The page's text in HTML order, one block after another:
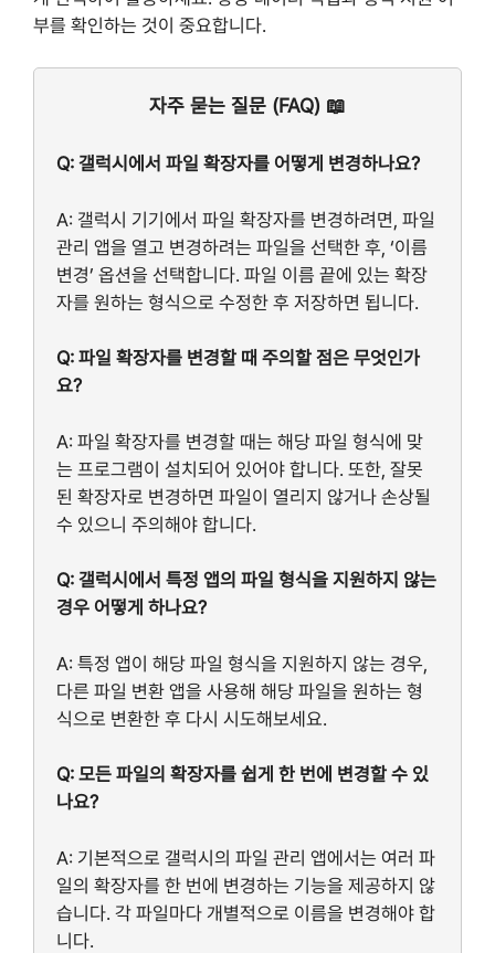
부를 확인하는 것이 중요합니다.
자주 묻는 질문 (FAQ) 📖
Q: 갤럭시에서 파일 확장자를 어떻게 변경하나요?
A: 갤럭시 기기에서 파일 확장자를 변경하려면, 파일
관리 앱을 열고 변경하려는 파일을 선택한 후, ‘이름
변경’ 옵션을 선택합니다. 파일 이름 끝에 있는 확장
자를 원하는 형식으로 수정한 후 저장하면 됩니다.
Q: 파일 확장자를 변경할 때 주의할 점은 무엇인가
요?
A: 파일 확장자를 변경할 때는 해당 파일 형식에 맞
는 프로그램이 설치되어 있어야 합니다. 또한, 잘못
된 확장자로 변경하면 파일이 열리지 않거나 손상될
수 있으니 주의해야 합니다.
Q: 갤럭시에서 특정 앱의 파일 형식을 지원하지 않는
경우 어떻게 하나요?
A: 특정 앱이 해당 파일 형식을 지원하지 않는 경우,
다른 파일 변환 앱을 사용해 해당 파일을 원하는 형
식으로 변환한 후 다시 시도해보세요.
Q: 모든 파일의 확장자를 쉽게 한 번에 변경할 수 있
나요?
A: 기본적으로 갤럭시의 파일 관리 앱에서는 여러 파
일의 확장자를 한 번에 변경하는 기능을 제공하지 않
습니다. 각 파일마다 개별적으로 이름을 변경해야 합
니다.